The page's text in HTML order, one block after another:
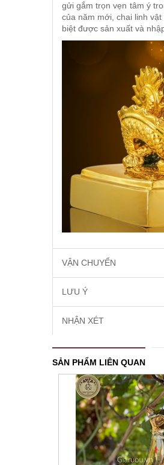
gửi gắm trọn vẹn tâm ý
của năm mới, chai linh
biệt được sản xuất và
VẬN CHUYỂN
LƯU Ý
NHẬN XÉT
SẢN PHẨM LIÊN QUAN